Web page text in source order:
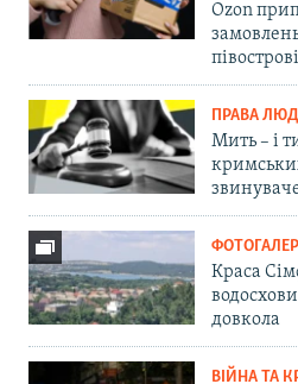
Ozon
півострові
ПРАВА
Мить – і
Краса
довкола
ВІЙНА ТА